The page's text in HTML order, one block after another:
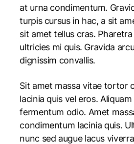
at urna condimentum.
turpis cursus in hac, a sit
sit amet tellus cras.
ultricies mi quis. Gravida
dignissim convallis.
Sit amet massa vitae tortor
lacinia quis vel eros.
fermentum odio. Amet
condimentum lacinia quis.
nunc sed augue lacus